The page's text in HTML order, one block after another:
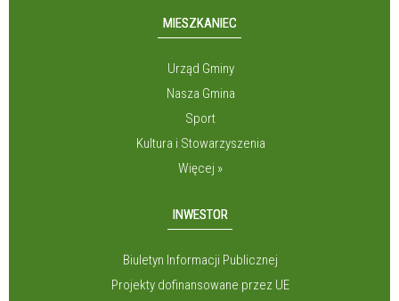
MIESZKANIEC
Urząd Gminy
Nasza Gmina
Sport
Kultura i Stowarzyszenia
Więcej »
INWESTOR
Biuletyn Informacji Publicznej
Projekty dofinansowane przez UE